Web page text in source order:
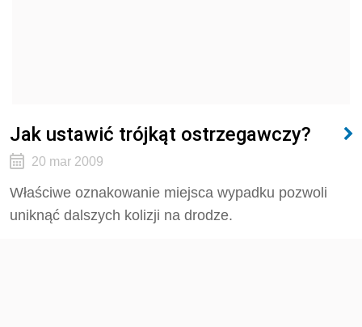
Jak ustawić trójkąt ostrzegawczy?
20 mar 2009
Właściwe oznakowanie miejsca wypadku pozwoli
uniknąć dalszych kolizji na drodze.